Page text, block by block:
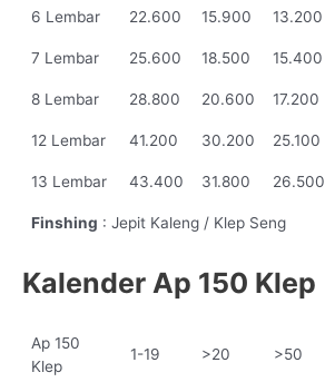
6 Lembar 22.600 15.900 13.200
7 Lembar 25.600 18.500 15.400
8 Lembar 28.800 20.600 17.200
12 Lembar 41.200 30.200 25.100
13 Lembar 43.400 31.800 26.500
Finshing : Jepit Kaleng / Klep Seng
Kalender Ap 150 Klep
Ap 150
Klep
1-19 >20 >50